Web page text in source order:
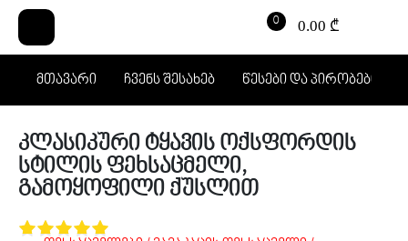
0 0.00 ₾
მთავარი ჩვენს შესახებ წესები და პირობები
კლასიკური ტყავის ოქსფორდის
სტილის ფეხსაცმელი,
გამოყოფილი ქუსლით